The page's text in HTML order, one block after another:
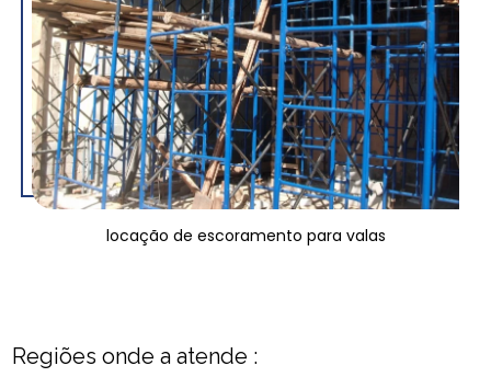
locação de escoramento para valas
Regiões onde a atende :